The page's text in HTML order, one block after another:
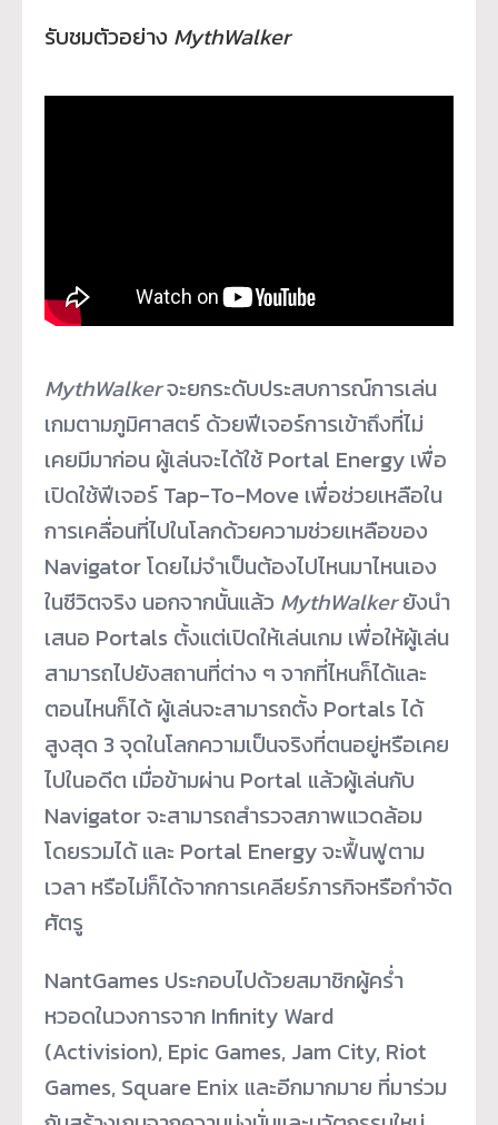
รับชมตัวอย่าง MythWalker
MythWalkerจะยกระดับประสบการณ์การเล่น
เกมตามภูมิศาสตร์ ด้วยฟีเจอร์การเข้าถึงที่ไม่
เคยมีมาก่อน ผู้เล่นจะได้ใช้ Portal Energy เพื่อ
เปิดใช้ฟีเจอร์ Tap-To-Move เพื่อช่วยเหลือใน
การเคลื่อนที่ไปในโลกด้วยความช่วยเหลือของ
Navigator โดยไม่จำเป็นต้องไปไหนมาไหนเอง
ในชีวิตจริง นอกจากนั้นแล้ว MythWalkerยังนำ
เสนอ Portals ตั้งแต่เปิดให้เล่นเกม เพื่อให้ผู้เล่น
สามารถไปยังสถานที่ต่าง ๆ จากที่ไหนก็ได้และ
ตอนไหนก็ได้ ผู้เล่นจะสามารถตั้ง Portals ได้
สูงสุด 3 จุดในโลกความเป็นจริงที่ตนอยู่หรือเคย
ไปในอดีต เมื่อข้ามผ่าน Portal แล้วผู้เล่นกับ
Navigator จะสามารถสำรวจสภาพแวดล้อม
โดยรวมได้ และ Portal Energy จะฟื้นฟูตาม
เวลา หรือไม่ก็ได้จากการเคลียร์ภารกิจหรือกำจัด
ศัตรู
NantGames ประกอบไปด้วยสมาชิกผู้คร่ำ
หวอดในวงการจาก Infinity Ward
(Activision), Epic Games, Jam City, Riot
Games, Square Enix และอีกมากมาย ที่มาร่วม